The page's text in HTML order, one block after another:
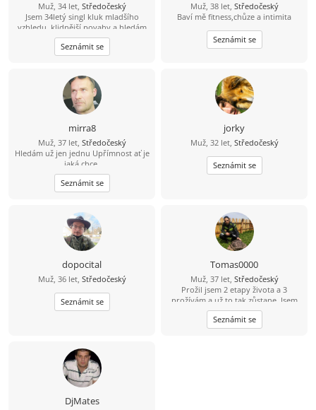
Muž, 34 let, Středočeský
Jsem 34letý singl kluk mladšího
vzhledu, klidnější povahy a hledám
hodnou ženu pro život. Mám rád
život, přírodu, sport a lidi se
smyslem pro humor. Hledáš
celý život? Tak se mi prosím ozvi
kdykoliv. Omlouvám se, ale na
nabídky starších žen přes 35
nereaguji.....
Seznámit se
Muž, 38 let, Středočeský
Baví mě fitness,chůze a intimita
Seznámit se
mirra8
Muž, 37 let, Středočeský
Hledám už jen jednu Upřímnost ať je
jaká chce.
Seznámit se
jorky
Muž, 32 let, Středočeský
Seznámit se
dopocital
Muž, 36 let, Středočeský
Seznámit se
Tomas0000
Muž, 37 let, Středočeský
Prožil jsem 2 etapy života a 3
prožívám a už to tak zůstane. Jsem
sám sebou a nenechám se změnit.
Přednější je moje dítě, žiju už jen
pro ni. ŽENIT SE UŽ NECHCI, CHTĚL
Seznámit se
DjMates